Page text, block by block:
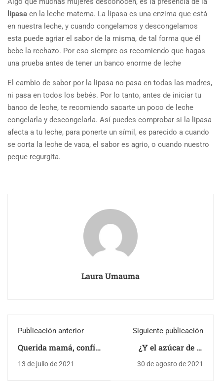
lipasa en la leche materna. La lipasa es una enzima que está
en nuestra leche, y cuando congelamos y descongelamos
esta puede agriar el sabor de la misma, de tal forma que él
bebe la rechazo. Por eso siempre os recomiendo que hagas
una prueba antes de tener un banco enorme de leche
El cambio de sabor por la lipasa no pasa en todas las madres,
ni pasa en todos los bebés. Por lo tanto, antes de iniciar tu
banco de leche, te recomiendo sacarte un poco de leche
congelarla y descongelarla. Así puedes comprobar si la lipasa
afecta a tu leche, para ponerte un símil, es parecido a cuando
se corta la leche de vaca, el sabor es agrio, o cuando nuestro
peque regurgita.
Laura Umauma
Publicación anterior
Querida mamá, confía
13 de julio de 2021
Siguiente publicación
¿Y el azúcar de la
30 de agosto de 2021